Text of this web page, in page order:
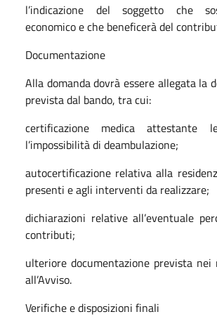
l’indicazione del soggetto che
economico e che beneficerà del
Documentazione
Alla domanda dovrà essere allegata la
prevista dal bando, tra cui:
certificazione medica attestante
l’impossibilità di deambulazione;
autocertificazione relativa alla
presenti e agli interventi da realizzare;
dichiarazioni relative all’eventuale
contributi;
ulteriore documentazione prevista nei
all’Avviso.
Verifiche e disposizioni finali